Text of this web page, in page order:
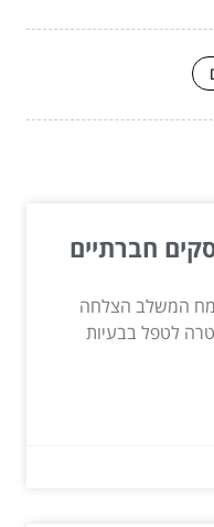
חברתיים
המשלב הצלחה
לטפל בבעיות